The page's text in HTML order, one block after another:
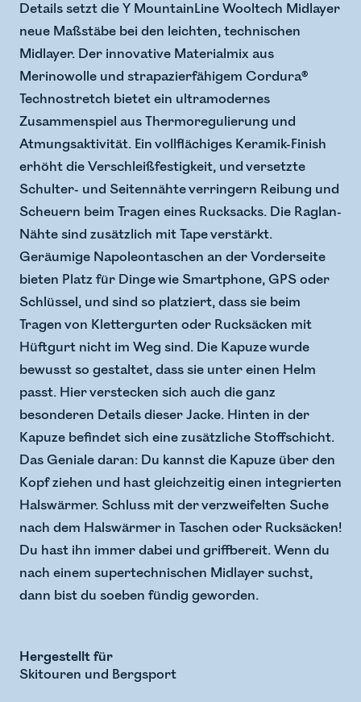
Details setzt die Y MountainLine Wooltech Midlayer
neue Maßstäbe bei den leichten, technischen
Midlayer. Der innovative Materialmix aus
Merinowolle und strapazierfähigem Cordura®
Technostretch bietet ein ultramodernes
Zusammenspiel aus Thermoregulierung und
Atmungsaktivität. Ein vollflächiges Keramik-Finish
erhöht die Verschleißfestigkeit, und versetzte
Schulter- und Seitennähte verringern Reibung und
Scheuern beim Tragen eines Rucksacks. Die Raglan-
Nähte sind zusätzlich mit Tape verstärkt.
Geräumige Napoleontaschen an der Vorderseite
bieten Platz für Dinge wie Smartphone, GPS oder
Schlüssel, und sind so platziert, dass sie beim
Tragen von Klettergurten oder Rucksäcken mit
Hüftgurt nicht im Weg sind. Die Kapuze wurde
bewusst so gestaltet, dass sie unter einen Helm
passt. Hier verstecken sich auch die ganz
besonderen Details dieser Jacke. Hinten in der
Kapuze befindet sich eine zusätzliche Stoffschicht.
Das Geniale daran: Du kannst die Kapuze über den
Kopf ziehen und hast gleichzeitig einen integrierten
Halswärmer. Schluss mit der verzweifelten Suche
nach dem Halswärmer in Taschen oder Rucksäcken!
Du hast ihn immer dabei und griffbereit. Wenn du
nach einem supertechnischen Midlayer suchst,
dann bist du soeben fündig geworden.
Hergestellt für
Skitouren und Bergsport